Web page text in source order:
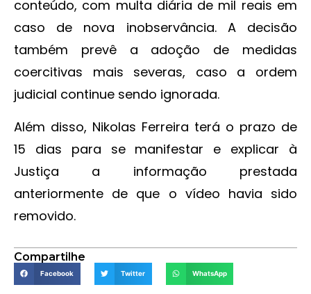
conteúdo, com multa diária de mil reais em
caso de nova inobservância. A decisão
também prevê a adoção de medidas
coercitivas mais severas, caso a ordem
judicial continue sendo ignorada.
Além disso, Nikolas Ferreira terá o prazo de
15 dias para se manifestar e explicar à
Justiça a informação prestada
anteriormente de que o vídeo havia sido
removido.
Compartilhe
Facebook Twitter WhatsApp